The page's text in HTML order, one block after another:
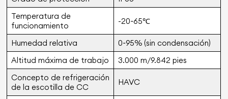
Temperatura de
funcionamiento
-20~65℃
Humedad relativa
0~95% (sin condensación)
Altitud máxima de trabajo
3.000 m/9.842 pies
Concepto de refrigeración
de la escotilla de CC
HAVC